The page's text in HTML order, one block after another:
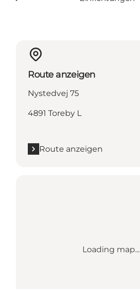
Route anzeigen
Nystedvej 75
4891 Toreby L
Route anzeigen
Loading map...